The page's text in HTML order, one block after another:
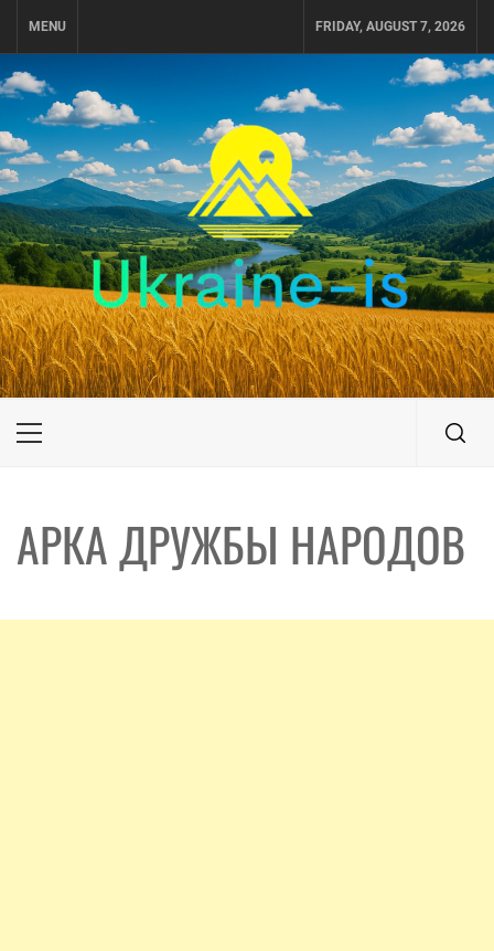
MENU FRIDAY, AUGUST 7, 2026
UKRAINE-IS
ПУТЕШЕСТВИЕ ПО УКРАИНЕ
Primary
АРКА ДРУЖБЫ НАРОДОВ